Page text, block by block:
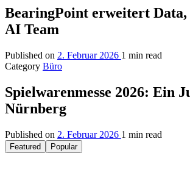
BearingPoint erweitert
AI Team
Published on 2. Februar 2026 1 min read
Category Büro
Spielwarenmesse 2026: Ein
Nürnberg
Published on 2. Februar 2026 1 min read
Featured Popular